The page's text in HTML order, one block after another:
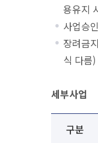
용유지
사업승
장려금
식 다름)
세부사업
설명
구분